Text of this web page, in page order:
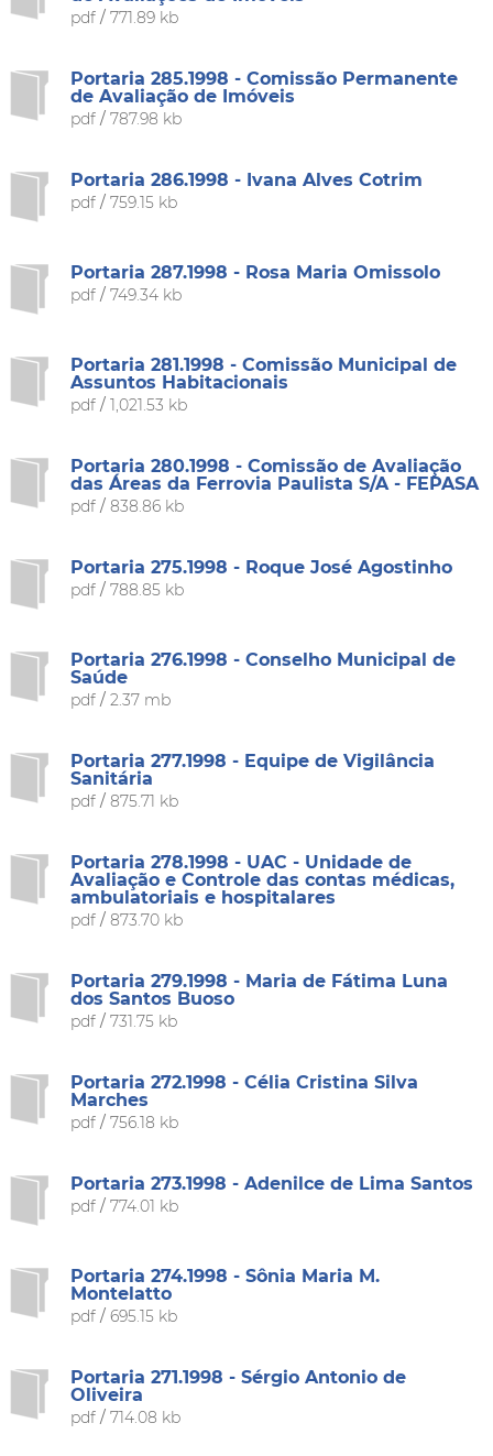
pdf/ 771.89 kb
Portaria 285.1998 - Comissão Permanente
de Avaliação de Imóveis
pdf/ 787.98 kb
Portaria 286.1998 - Ivana Alves Cotrim
pdf/ 759.15 kb
Portaria 287.1998 - Rosa Maria Omissolo
pdf/ 749.34 kb
Portaria 281.1998 - Comissão Municipal de
Assuntos Habitacionais
pdf/ 1,021.53 kb
Portaria 280.1998 - Comissão de Avaliação
das Áreas da Ferrovia Paulista S/A - FEPASA
pdf/ 838.86 kb
Portaria 275.1998 - Roque José Agostinho
pdf/ 788.85 kb
Portaria 276.1998 - Conselho Municipal de
Saúde
pdf/ 2.37 mb
Portaria 277.1998 - Equipe de Vigilância
Sanitária
pdf/ 875.71 kb
Portaria 278.1998 - UAC - Unidade de
Avaliação e Controle das contas médicas,
ambulatoriais e hospitalares
pdf/ 873.70 kb
Portaria 279.1998 - Maria de Fátima Luna
dos Santos Buoso
pdf/ 731.75 kb
Portaria 272.1998 - Célia Cristina Silva
Marches
pdf/ 756.18 kb
Portaria 273.1998 - Adenilce de Lima Santos
pdf/ 774.01 kb
Portaria 274.1998 - Sônia Maria M.
Montelatto
pdf/ 695.15 kb
Portaria 271.1998 - Sérgio Antonio de
Oliveira
pdf/ 714.08 kb